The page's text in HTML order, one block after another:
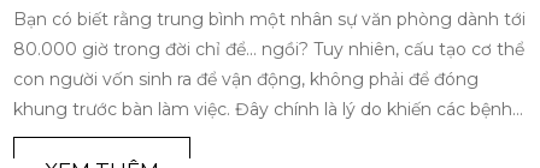
Bạn có biết rằng trung bình một nhân sự văn phòng dành tới
80.000 giờ trong đời chỉ để... ngồi? Tuy nhiên, cấu tạo cơ thể
con người vốn sinh ra để vận động, không phải để đóng
khung trước bàn làm việc. Đây chính là lý do khiến các bệnh
lý về cột sống trở thành 'đại dịch âm thầm' của thế kỷ 21.